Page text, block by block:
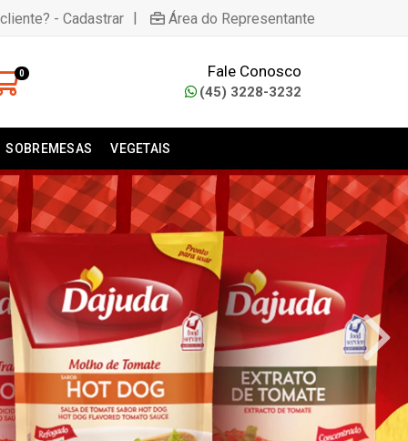
- Cadastrar | Área do Representante
0 Fale Conosco
(45) 3228-3232
SOBREMESAS VEGETAIS